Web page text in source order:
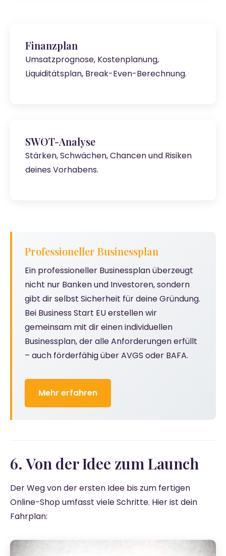
Finanzplan
Umsatzprognose, Kostenplanung,
Liquiditätsplan, Break-Even-Berechnung.
SWOT-Analyse
Stärken, Schwächen, Chancen und Risiken
deines Vorhabens.
Professioneller Businessplan
Ein professioneller Businessplan überzeugt
nicht nur Banken und Investoren, sondern
gibt dir selbst Sicherheit für deine Gründung.
Bei Business Start EU erstellen wir
gemeinsam mit dir einen individuellen
Businessplan, der alle Anforderungen erfüllt
– auch förderfähig über AVGS oder BAFA.
Mehr erfahren
6. Von der Idee zum Launch
Der Weg von der ersten Idee bis zum fertigen
Online-Shop umfasst viele Schritte. Hier ist dein
Fahrplan: